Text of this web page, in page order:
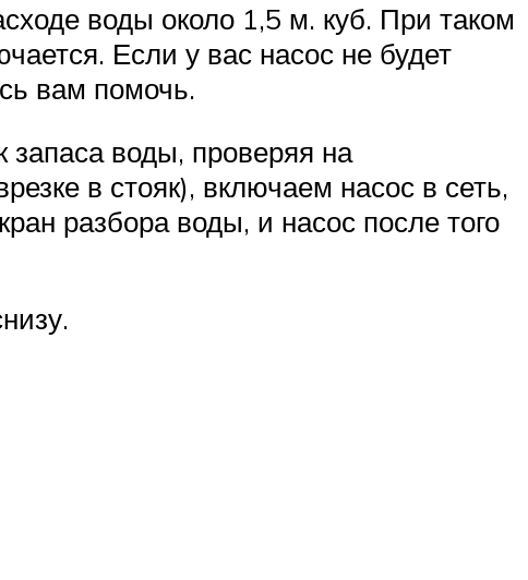
воды около 1,5 м. куб. При таком
Если у вас насос не будет
вам помочь.
воды, проверяя на
в стояк), включаем насос в сеть,
разбора воды, и насос после того